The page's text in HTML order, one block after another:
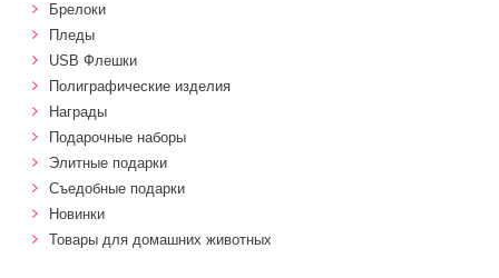
Брелоки
Пледы
USB Флешки
Полиграфические изделия
Награды
Подарочные наборы
Элитные подарки
Cъедобные подарки
Новинки
Товары для домашних животных